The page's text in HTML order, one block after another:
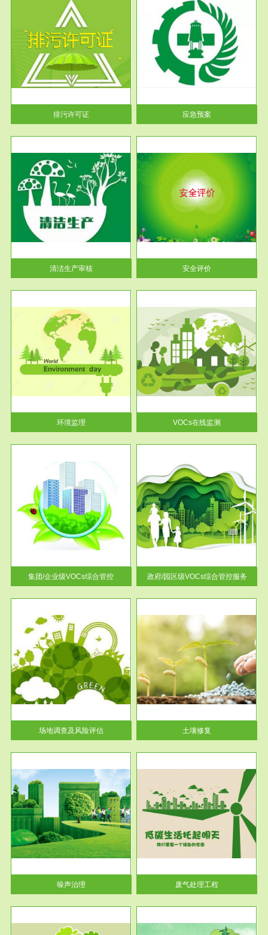
排污许可证
服务范围
应急预案
根据《中华人民共和国环境保护
法》第十九条 企业事业单位应
当按照...
应急预案
清洁生产审核
服务范围
安全评价
安全评价安全评价目的是查找、
分析和预测工程、系统、生产经
营活...
安全评价
环境监理
服务范围
VOCs在线监测
根据《重点区域大气污染防
治“十二五”规划》有机废气净化
率达...
VOCs在线监测
集团/企业级VOCs综合管控
服务范围
政府/园区级VOCs综合管控服务
根据《石化行业挥发性有机物综
合整治方案》文件要求，到2017
年，全...
政府/园区级VOCs综合管控服务
场地调查及风险评估
服务范围
土壤修复
土壤修复
噪声治理
服务范围
废气处理工程
废气处理工程